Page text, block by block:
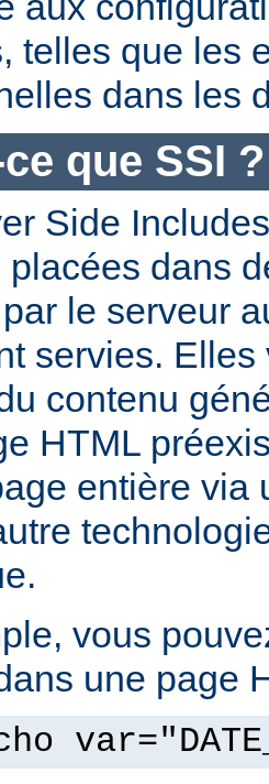
telles que les
dans les
que SSI ?
Side
placées dans
le serveur
servies.
contenu
HTML
entière via
vous
une page